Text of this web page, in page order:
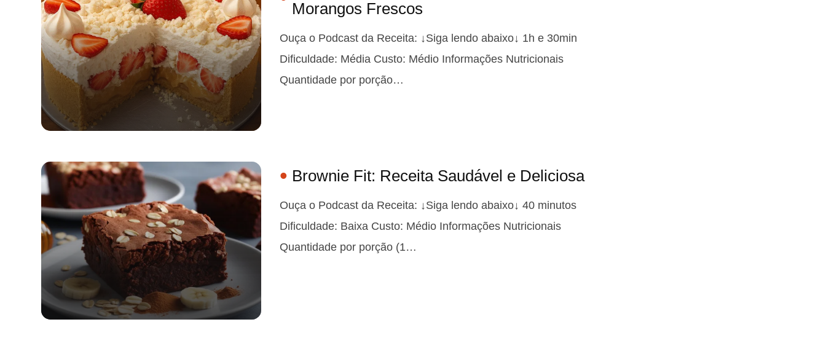
Morangos Frescos
Ouça o Podcast da Receita: ↓Siga lendo abaixo↓ 1h e 30min
Dificuldade: Média Custo: Médio Informações Nutricionais
Quantidade por porção…
Brownie Fit: Receita Saudável e Deliciosa
Ouça o Podcast da Receita: ↓Siga lendo abaixo↓ 40 minutos
Dificuldade: Baixa Custo: Médio Informações Nutricionais
Quantidade por porção (1…